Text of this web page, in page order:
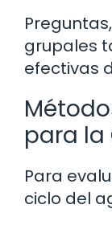
grupales
efectivas
para la
Para
ciclo del